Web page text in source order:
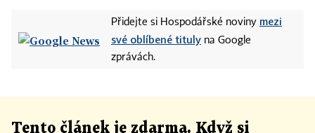
Přidejte si Hospodářské noviny mezi
své oblíbené tituly na Google
zprávách.
Tento článek je zdarma. Když si